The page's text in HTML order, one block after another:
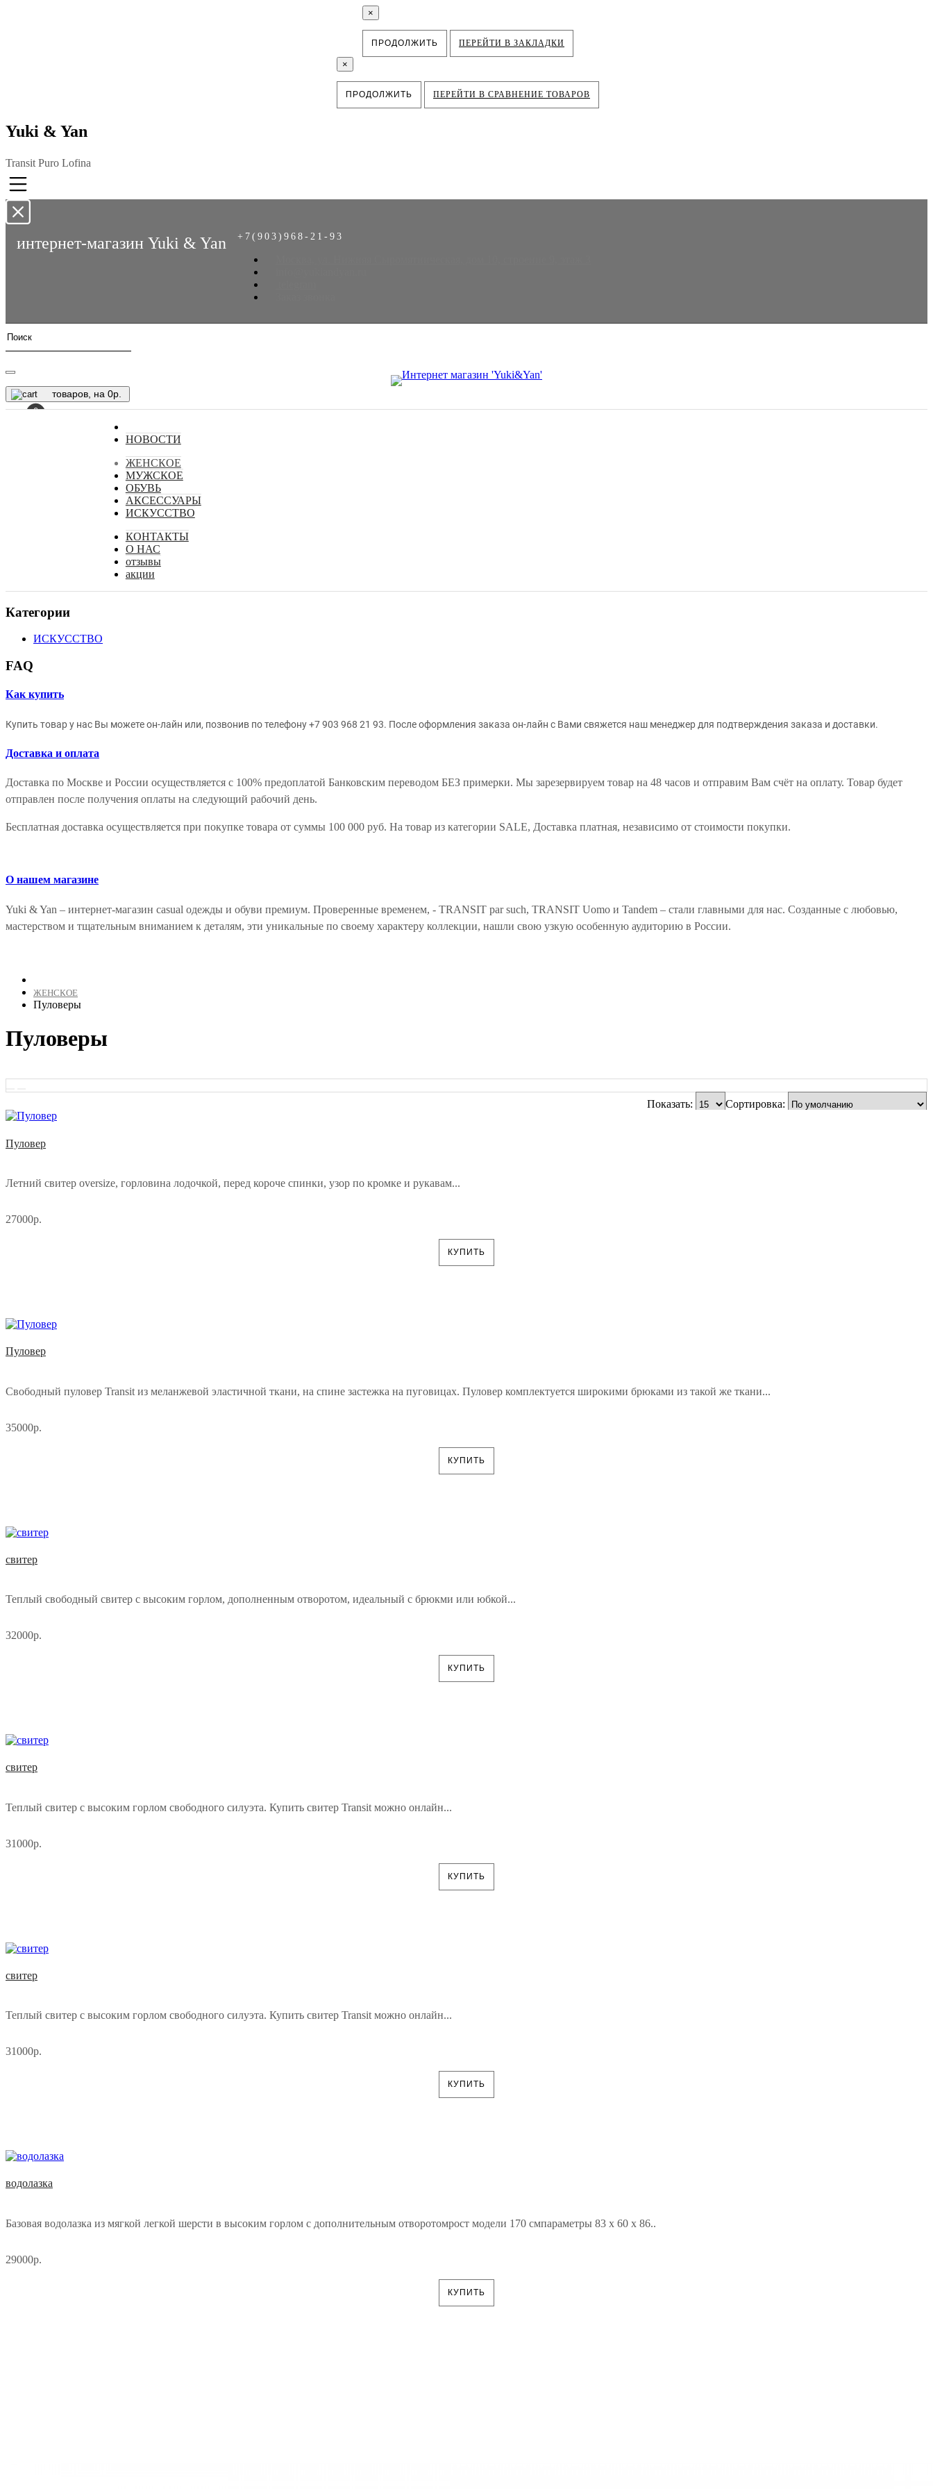
×
ПРОДОЛЖИТЬ ПЕРЕЙТИ В ЗАКЛАДКИ
×
ПРОДОЛЖИТЬ ПЕРЕЙТИ В СРАВНЕНИЕ ТОВАРОВ
Yuki & Yan
Transit Puro Lofina
интернет-магазин Yuki & Yan +7(903)968-21-93
0
товаров, на 0р.
НОВОСТИ
ЖЕНСКОЕ
МУЖСКОЕ
ОБУВЬ
АКСЕССУАРЫ
ИСКУССТВО
КОНТАКТЫ
О НАС
отзывы
акции
Категории
ИСКУССТВО
FAQ
Как купить
Купить товар у нас Вы можете он-лайн или, позвонив по телефону+7 903 968 21 93. После оформления заказа он-лайн с Вами свяжется наш менеджер для подтверждения заказа и доставки.
Доставка и оплата
Доставка по Москве и России осуществляется с 100% предоплатой Банковским переводом БЕЗ примерки. Мы зарезервируем товар на 48 часов и отправим Вам счёт на оплату. Товар будет
отправлен после получения оплаты на следующий рабочий день.
Бесплатная доставка осуществляется при покупке товара от суммы 100 000 руб. На товар из категории SALE, Доставка платная, независимо от стоимости покупки.
О нашем магазине
Yuki & Yan – интернет-магазин casual одежды и обуви премиум. Проверенные временем, - TRANSIT par such, TRANSIT Uomo и Tandem – стали главными для нас. Созданные с любовью,
мастерством и тщательным вниманием к деталям, эти уникальные по своему характеру коллекции, нашли свою узкую особенную аудиторию в России.
ЖЕНСКОЕ
Пуловеры
Пуловеры
Сортировка:
Показать:
Пуловер
Летний свитер oversize, горловина лодочкой, перед короче спинки, узор по кромке и рукавам...
27000р.
КУПИТЬ
Пуловер
Свободный пуловер Transit из меланжевой эластичной ткани, на спине застежка на пуговицах. Пуловер комплектуется широкими брюками из такой же ткани...
35000р.
КУПИТЬ
свитер
Теплый свободный свитер с высоким горлом, дополненным отворотом, идеальный с брюкми или юбкой...
32000р.
КУПИТЬ
свитер
Теплый свитер с высоким горлом свободного силуэта. Купить свитер Transit можно онлайн...
31000р.
КУПИТЬ
свитер
Теплый свитер с высоким горлом свободного силуэта. Купить свитер Transit можно онлайн...
31000р.
КУПИТЬ
водолазка
Базовая водолазка из мягкой легкой шерсти в высоким горлом с дополнительным отворотомрост модели 170 смпараметры 83 х 60 х 86..
29000р.
КУПИТЬ